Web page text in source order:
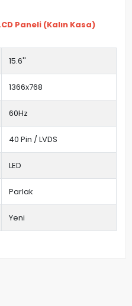
Paneli (Kalın Kasa)
15.6''
1366x768
60Hz
40 Pin / LVDS
LED
Parlak
Yeni